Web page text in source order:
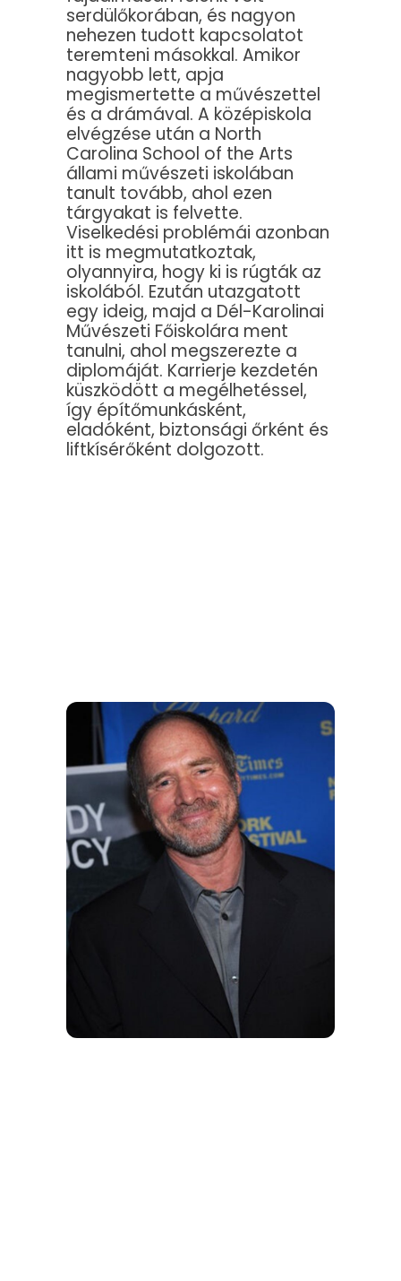
serdülőkorában, és nagyon
nehezen tudott kapcsolatot
teremteni másokkal. Amikor
nagyobb lett, apja
megismertette a művészettel
és a drámával. A középiskola
elvégzése után a North
Carolina School of the Arts
állami művészeti iskolában
tanult tovább, ahol ezen
tárgyakat is felvette.
Viselkedési problémái azonban
itt is megmutatkoztak,
olyannyira, hogy ki is rúgták az
iskolából. Ezután utazgatott
egy ideig, majd a Dél-Karolinai
Művészeti Főiskolára ment
tanulni, ahol megszerezte a
diplomáját. Karrierje kezdetén
küszködött a megélhetéssel,
így építőmunkásként,
eladóként, biztonsági őrként és
liftkísérőként dolgozott.